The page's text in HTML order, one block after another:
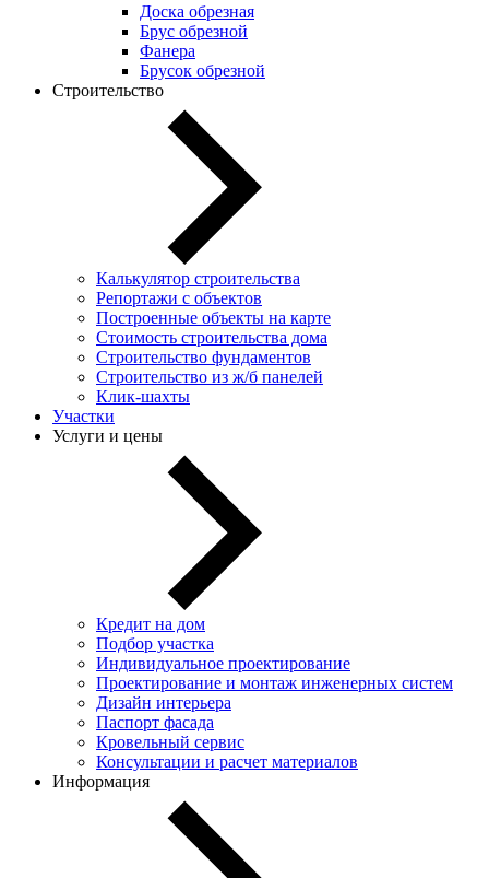
Доска обрезная
Брус обрезной
Фанера
Брусок обрезной
Строительство
Калькулятор строительства
Репортажи с объектов
Построенные объекты на карте
Стоимость строительства дома
Строительство фундаментов
Строительство из ж/б панелей
Клик-шахты
Участки
Услуги и цены
Кредит на дом
Подбор участка
Индивидуальное проектирование
Проектирование и монтаж инженерных систем
Дизайн интерьера
Паспорт фасада
Кровельный сервис
Консультации и расчет материалов
Информация